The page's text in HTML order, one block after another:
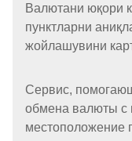
Валютани юқори
пунктларни
жойлашувини
Сервис,
обмена валюты с
местоположение